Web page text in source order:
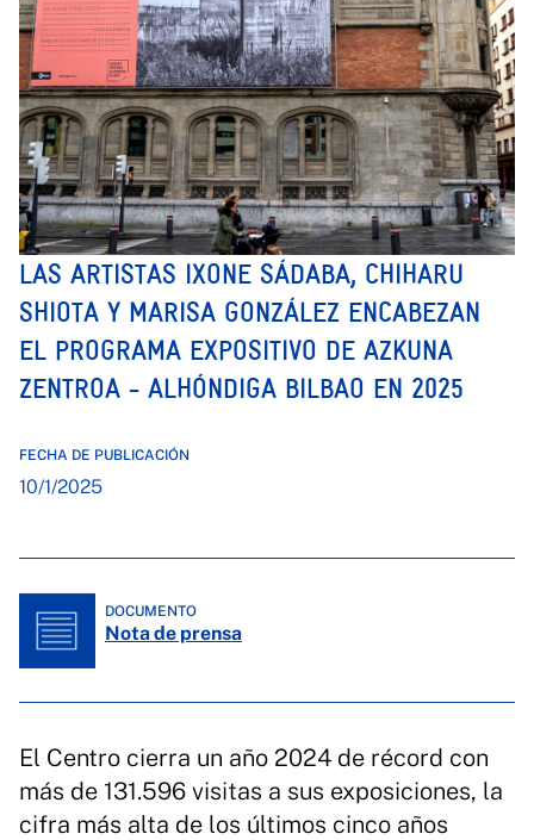
LAS ARTISTAS IXONE SÁDABA, CHIHARU
SHIOTA Y MARISA GONZÁLEZ ENCABEZAN
EL PROGRAMA EXPOSITIVO DE AZKUNA
ZENTROA - ALHÓNDIGA BILBAO EN 2025
FECHA DE PUBLICACIÓN
10/1/2025
DOCUMENTO
Nota de prensa
El Centro cierra un año 2024 de récord con
más de 131.596 visitas a sus exposiciones, la
cifra más alta de los últimos cinco años